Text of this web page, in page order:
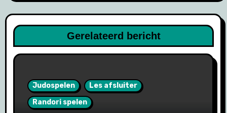
Gerelateerd bericht
Judospelen
Les afsluiter
Randori spelen